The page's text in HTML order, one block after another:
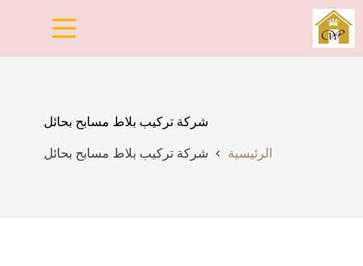
التجاوز
إلى
المحتوى
شركة تركيب بلاط مسابح بحائل
الرئيسية شركة تركيب بلاط مسابح بحائل